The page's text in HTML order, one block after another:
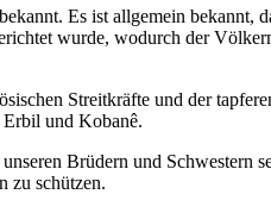
Es ist allgemein
wurde, wodurch der
Streitkräfte und der
und Kobanê.
Brüdern und
zu schützen.